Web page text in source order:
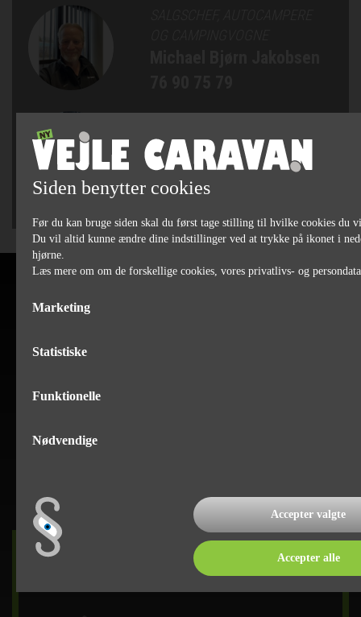
Jan Bertelsen
75 82 84 22
DET SKER
Siden benytter cookies
Før du kan bruge siden skal du først tage stilling til hvilke cookies du
Du vil altid kunne ændre dine indstillinger ved at trykke på ikonet i
hjørne.
Læs mere om om de forskellige cookies, vores privatlivs- og
Marketing
Statistiske
Funktionelle
Nødvendige
Accepter valgte
Accepter alle